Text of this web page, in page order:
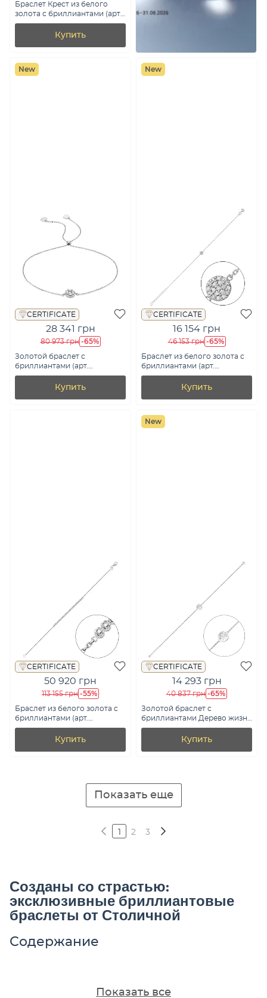
Браслет Крест из белого
золота с бриллиантами (арт.
Б341627005б)
Купить
New
CERTIFICATE
28 341 грн
80 973 грн -65%
Золотой браслет с
бриллиантами (арт.
Б341729020б)
Купить
New
CERTIFICATE
16 154 грн
46 153 грн -65%
Браслет из белого золота с
бриллиантами (арт.
Б011480010б)
Купить
CERTIFICATE
50 920 грн
113 155 грн -55%
Браслет из белого золота с
бриллиантами (арт.
4108177202)
Купить
New
CERTIFICATE
14 293 грн
40 837 грн -65%
Золотой браслет с
бриллиантами Дерево жизни
(арт. Б011372005б)
Купить
Показать еще
2 3
Созданы со страстью:
эксклюзивные бриллиантовые
браслеты от Столичной
Содержание
Созданы со страстью: эксклюзивные
Показать все